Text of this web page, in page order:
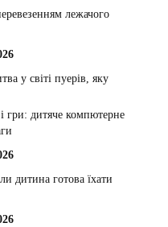
лежачого
у світі пуерів, яку
гри: дитяче компютерне
дитина готова їхати